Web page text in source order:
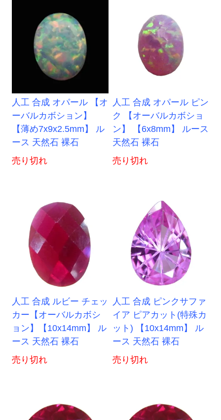
人工 合成 オパール 【オ
ーバルカボション】
【薄め7x9x2.5mm】 ル
ース 天然石 裸石
売り切れ
人工 合成 オパール ピン
ク 【オーバルカボショ
ン】 【6x8mm】 ルース
天然石 裸石
売り切れ
人工 合成 ルビー チェッ
カー【オーバルカボシ
ョン】【10x14mm】 ル
ース 天然石 裸石
売り切れ
人工 合成 ピンクサファ
イア ピアカット(特殊カ
ット) 【10x14mm】 ル
ース 天然石 裸石
売り切れ